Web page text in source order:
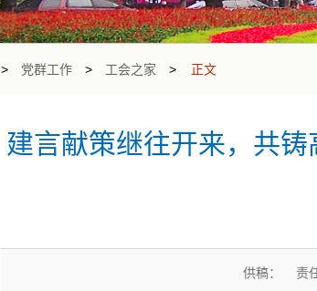
> 党群工作 > 工会之家 > 正文
建言献策继往开来，共
供稿： 责